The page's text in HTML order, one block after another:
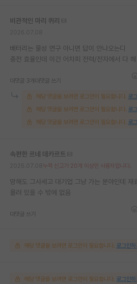
비관적인 마리 퀴리
배터리는 물성 연구 아니면 답이 안나오는디
충전 효율인데 이건 어차피 전력/전자에서 다
대댓글 3개 대댓글 쓰기
해당 댓글을 보려면 로그인이 필요합니다. 로
해당 댓글을 보려면 로그인이 필요합니다. 로
해당 댓글을 보려면 로그인이 필요합니다. 로
속편한 르네 데카르트
누적 신고가 20개 이상인 사용자입니다.
망해도 그사세고 대기업 그냥 가는 분야인데 재
몰려 있을 수 밖에 없음
대댓글 쓰기
해당 댓글을 보려면 로그인이 필요합니다. 로그인하
해당 댓글을 보려면 로그인이 필요합니다. 로그인하